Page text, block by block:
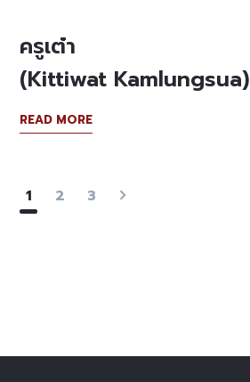
ครูเต๋า
(Kittiwat Kamlungsua)
READ MORE
1 2 3